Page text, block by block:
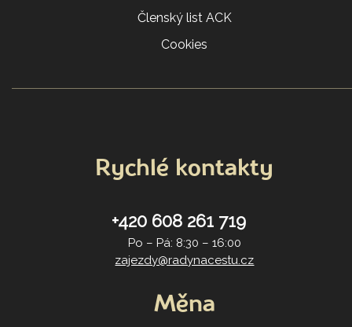
Členský list ACK
Cookies
Rychlé kontakty
+420 608 261 719
Po – Pá: 8:30 – 16:00
zajezdy@radynacestu.cz
Měna